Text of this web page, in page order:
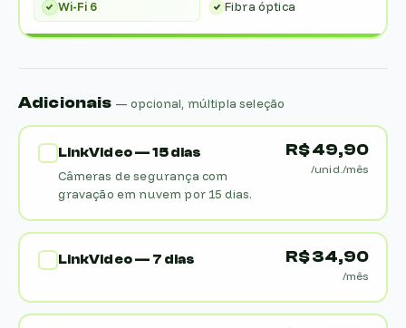
Wi-Fi 6 Fibra óptica
Adicionais — opcional, múltipla seleção
LinkVideo — 15 dias
Câmeras de segurança com
gravação em nuvem por 15 dias.
R$ 49,90
/unid./mês
LinkVideo — 7 dias R$ 34,90
/mês